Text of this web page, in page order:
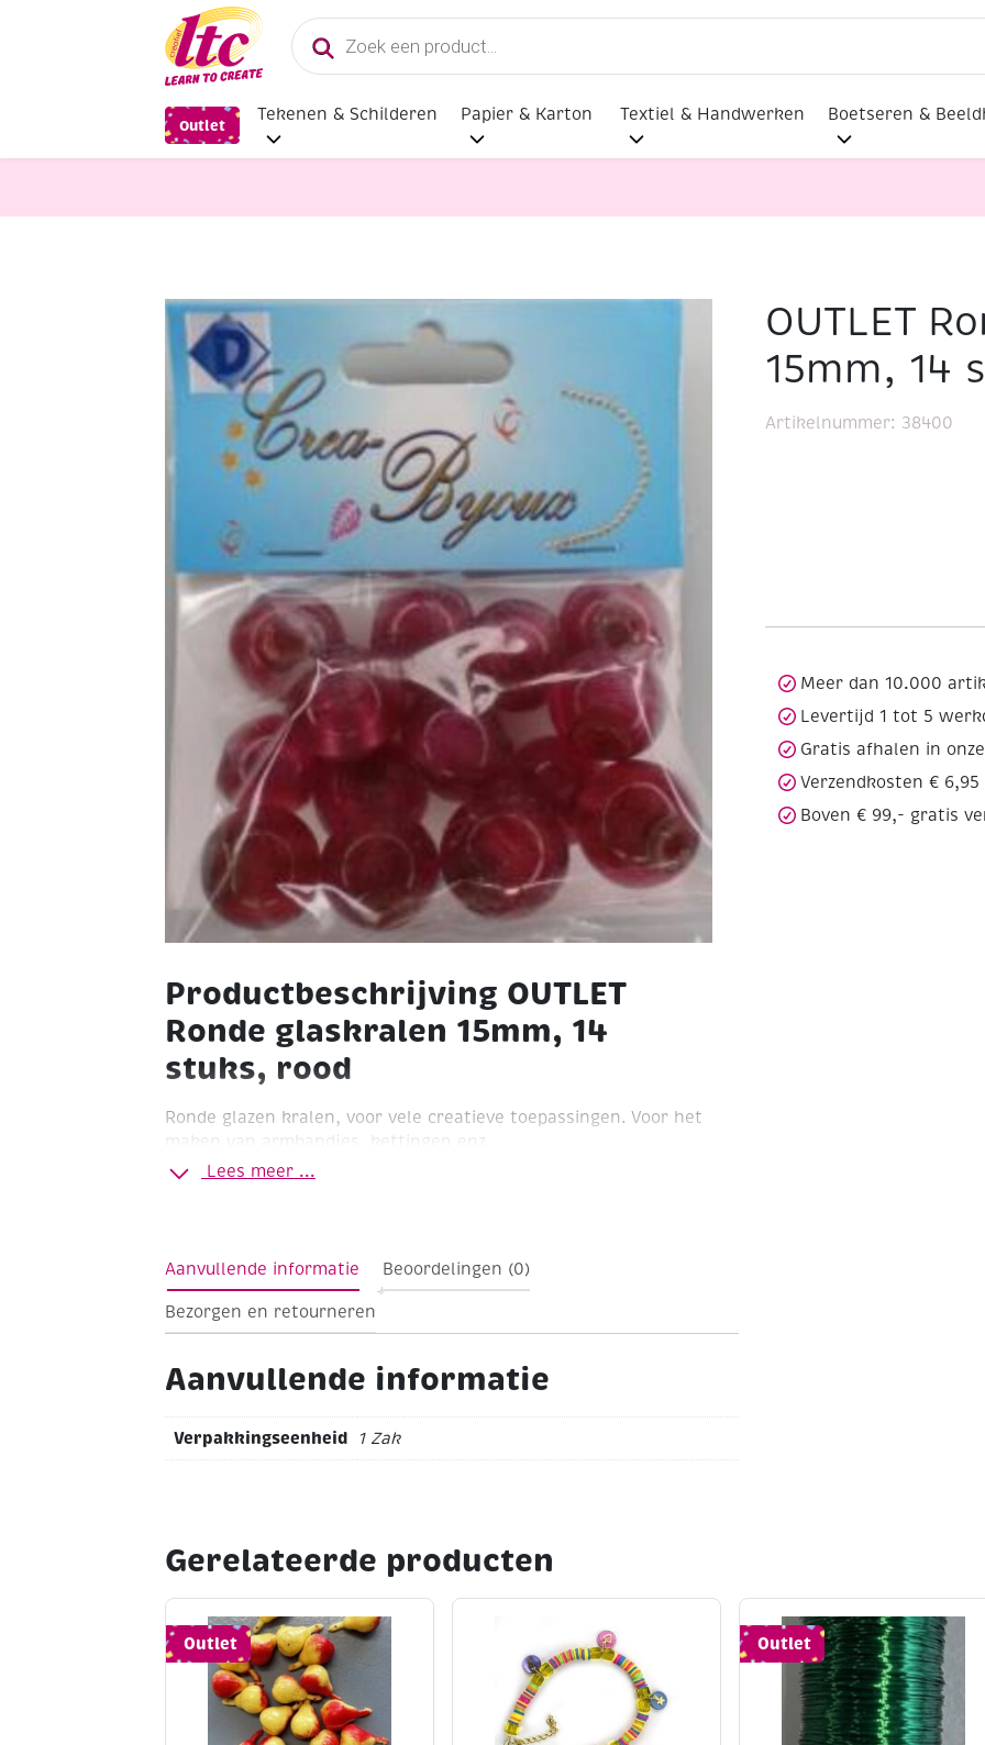
Producten
zoeken
Outlet
Tekenen & Schilderen Papier & Karton Textiel & Handwerken Boetseren &
Sieraden maken OUTLET Ronde glaskralen 15mm, 14 stuks, rood
Productbeschrijving OUTLET
Ronde glaskralen 15mm, 14
stuks, rood
Ronde glazen kralen, voor vele creatieve toepassingen. Voor het
maken van armbandjes, kettingen enz.
roodø 15 mm14 stuks
Lees meer ...
OUTLET
15mm, 14
Artikelnummer: 38400
Meer dan 10.000
Levertijd 1 tot 5
Gratis afhalen in
Verzendkosten € 6,95
Boven € 99,- gratis
Aanvullende informatie Beoordelingen (0)
Bezorgen en retourneren
Aanvullende informatie
Verpakkingseenheid 1 Zak
Gerelateerde producten
Outlet Outlet